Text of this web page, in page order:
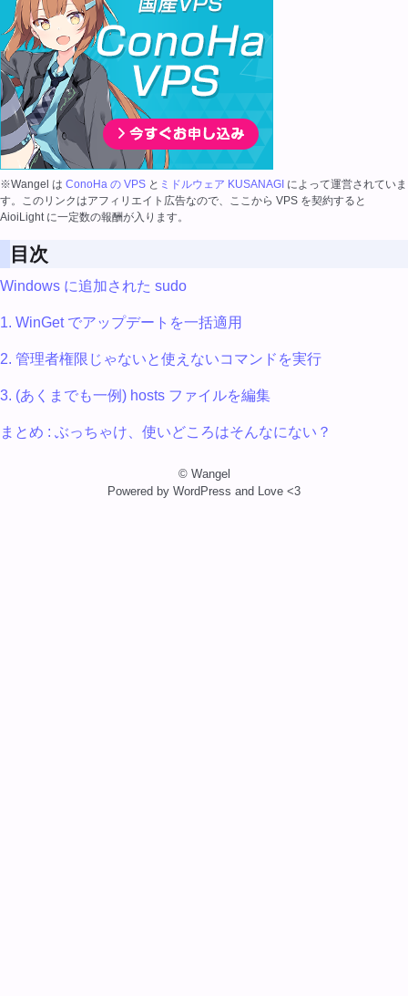
※Wangel は ConoHa の VPS と ミドルウェア KUSANAGI によって運営されていま
す。このリンクはアフィリエイト広告なので、ここから VPS を契約すると
AioiLight に一定数の報酬が入ります。
目次
Windows に追加された sudo
1. WinGet でアップデートを一括適用
2. 管理者権限じゃないと使えないコマンドを実行
3. (あくまでも一例) hosts ファイルを編集
まとめ : ぶっちゃけ、使いどころはそんなにない？
© Wangel
Powered by WordPress and Love <3